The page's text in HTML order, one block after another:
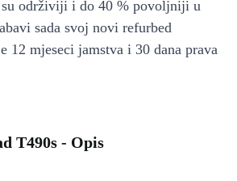
održiviji i do 40 % povoljniji u
sada svoj novi refurbed
12 mjeseci jamstva i 30 dana prava
T490s - Opis